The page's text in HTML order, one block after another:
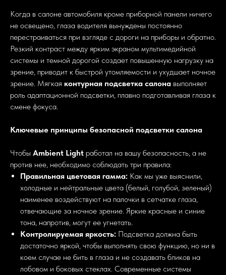
Когда в салоне автомобиля кроме приборной панели ничего
не освещено, глаза водителя вынуждены постоянно
перестраиваться при взгляде с дороги на приборы и обратно.
Резкий контраст между ярким экраном мультимедийной
системы и темной дорогой создает повышенную нагрузку на
зрение, приводит к быстрой утомляемости и ухудшает ночное
зрение. Мягкая контурная подсветка салона выполняет
роль адаптационной подсветки, плавно подготавливая глаза к
смене фокуса.
Ключевые принципы безопасной подсветки салона
Чтобы Ambient Light работал на вашу безопасность, а не
против нее, необходимо соблюдать три правила:
Правильная цветовая гамма: Как мы уже выяснили,
холодные и нейтральные цвета (белый, голубой, зеленый)
наименее воздействуют на палочки в сетчатке глаза,
отвечающие за ночное зрение. Яркие красные и синие
тона, напротив, могут ее угнетать.
Контролируемая яркость: Подсветка должна быть
достаточно яркой, чтобы выполнять свою функцию, но ни в
коем случае не бить в глаза и не создавать бликов на
лобовом и боковых стеклах. Современные системы